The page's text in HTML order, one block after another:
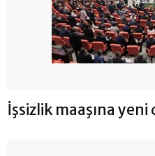
İşsizlik maaşına